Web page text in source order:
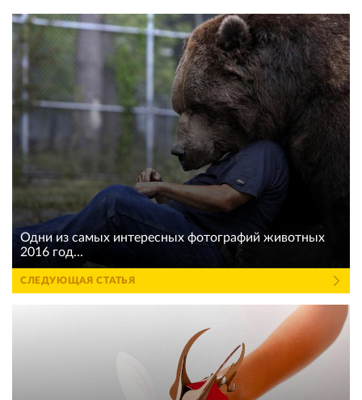
Одни из самых интересных фотографий животных
2016 год...
СЛЕДУЮЩАЯ СТАТЬЯ